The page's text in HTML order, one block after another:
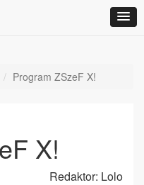
Program ZSzeF X!
X!
Redaktor: Lolo